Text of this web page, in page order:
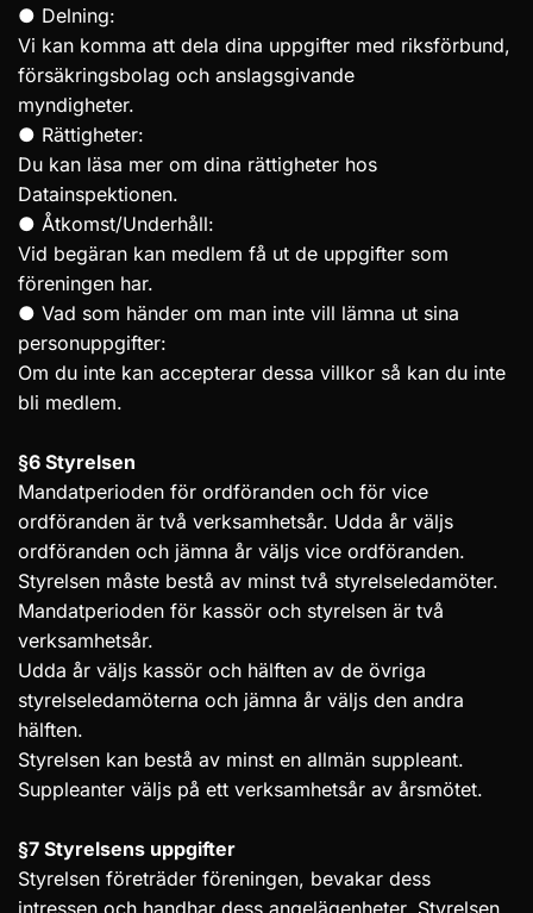
● Delning:
Vi kan komma att dela dina uppgifter med riksförbund,
försäkringsbolag och anslagsgivande
myndigheter.
● Rättigheter:
Du kan läsa mer om dina rättigheter hos
Datainspektionen.
● Åtkomst/Underhåll:
Vid begäran kan medlem få ut de uppgifter som
föreningen har.
● Vad som händer om man inte vill lämna ut sina
personuppgifter:
Om du inte kan accepterar dessa villkor så kan du inte
bli medlem.
§6 Styrelsen
Mandatperioden för ordföranden och för vice
ordföranden är två verksamhetsår. Udda år väljs
ordföranden och jämna år väljs vice ordföranden.
Styrelsen måste bestå av minst två styrelseledamöter.
Mandatperioden för kassör och styrelsen är två
verksamhetsår.
Udda år väljs kassör och hälften av de övriga
styrelseledamöterna och jämna år väljs den andra
hälften.
Styrelsen kan bestå av minst en allmän suppleant.
Suppleanter väljs på ett verksamhetsår av årsmötet.
§7 Styrelsens uppgifter
Styrelsen företräder föreningen, bevakar dess